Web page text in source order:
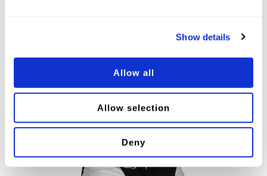
Show details
Allow all
Allow selection
Deny